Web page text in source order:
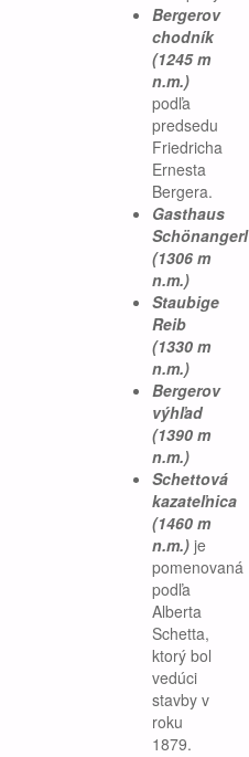
Bergerov
chodník
(1245 m
n.m.)
podľa
predsedu
Friedricha
Ernesta
Bergera.
Gasthaus
Schönangerl
(1306 m
n.m.)
Staubige
Reib
(1330 m
n.m.)
Bergerov
výhľad
(1390 m
n.m.)
Schettová
kazateľnica
(1460 m
n.m.) je
pomenovaná
podľa
Alberta
Schetta,
ktorý bol
vedúci
stavby v
roku
1879.